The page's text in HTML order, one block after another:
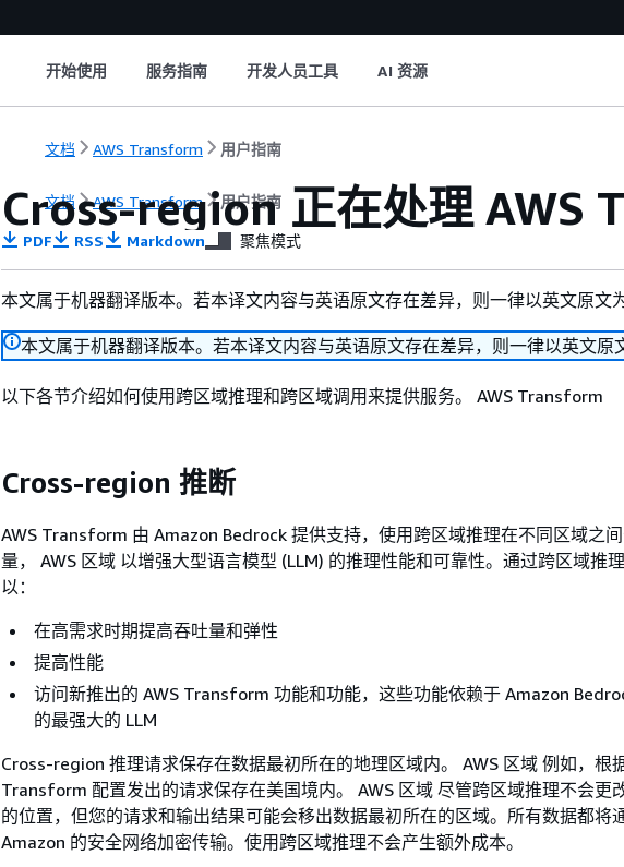
开始使用 服务指南 开发人员工具 AI 资源
文档 AWS Transform 用户指南
文档 AWS Transform 用户指南
Cross-region 正在处理 AWS
PDF RSS Markdown 聚焦模式
本文属于机器翻译版本。若本译文内容与英语原文存在差异，则一律以英文原文为
本文属于机器翻译版本。若本译文内容与英语原文存在差异，则一律以英文原
以下各节介绍如何使用跨区域推理和跨区域调用来提供服务。 AWS Transform
Cross-region 推断
AWS Transform 由 Amazon Bedrock 提供支持，使用跨区域推理在不同区域之
量， AWS 区域 以增强大型语言模型 (LLM) 的推理性能和可靠性。通过跨区域推
以：
在高需求时期提高吞吐量和弹性
提高性能
访问新推出的 AWS Transform 功能和功能，这些功能依赖于 Amazon
的最强大的 LLM
Cross-region 推理请求保存在数据最初所在的地理区域内。 AWS 区域 例如，根
Transform 配置发出的请求保存在美国境内。 AWS 区域 尽管跨区域推理不会更
的位置，但您的请求和输出结果可能会移出数据最初所在的区域。所有数据都将
Amazon 的安全网络加密传输。使用跨区域推理不会产生额外成本。